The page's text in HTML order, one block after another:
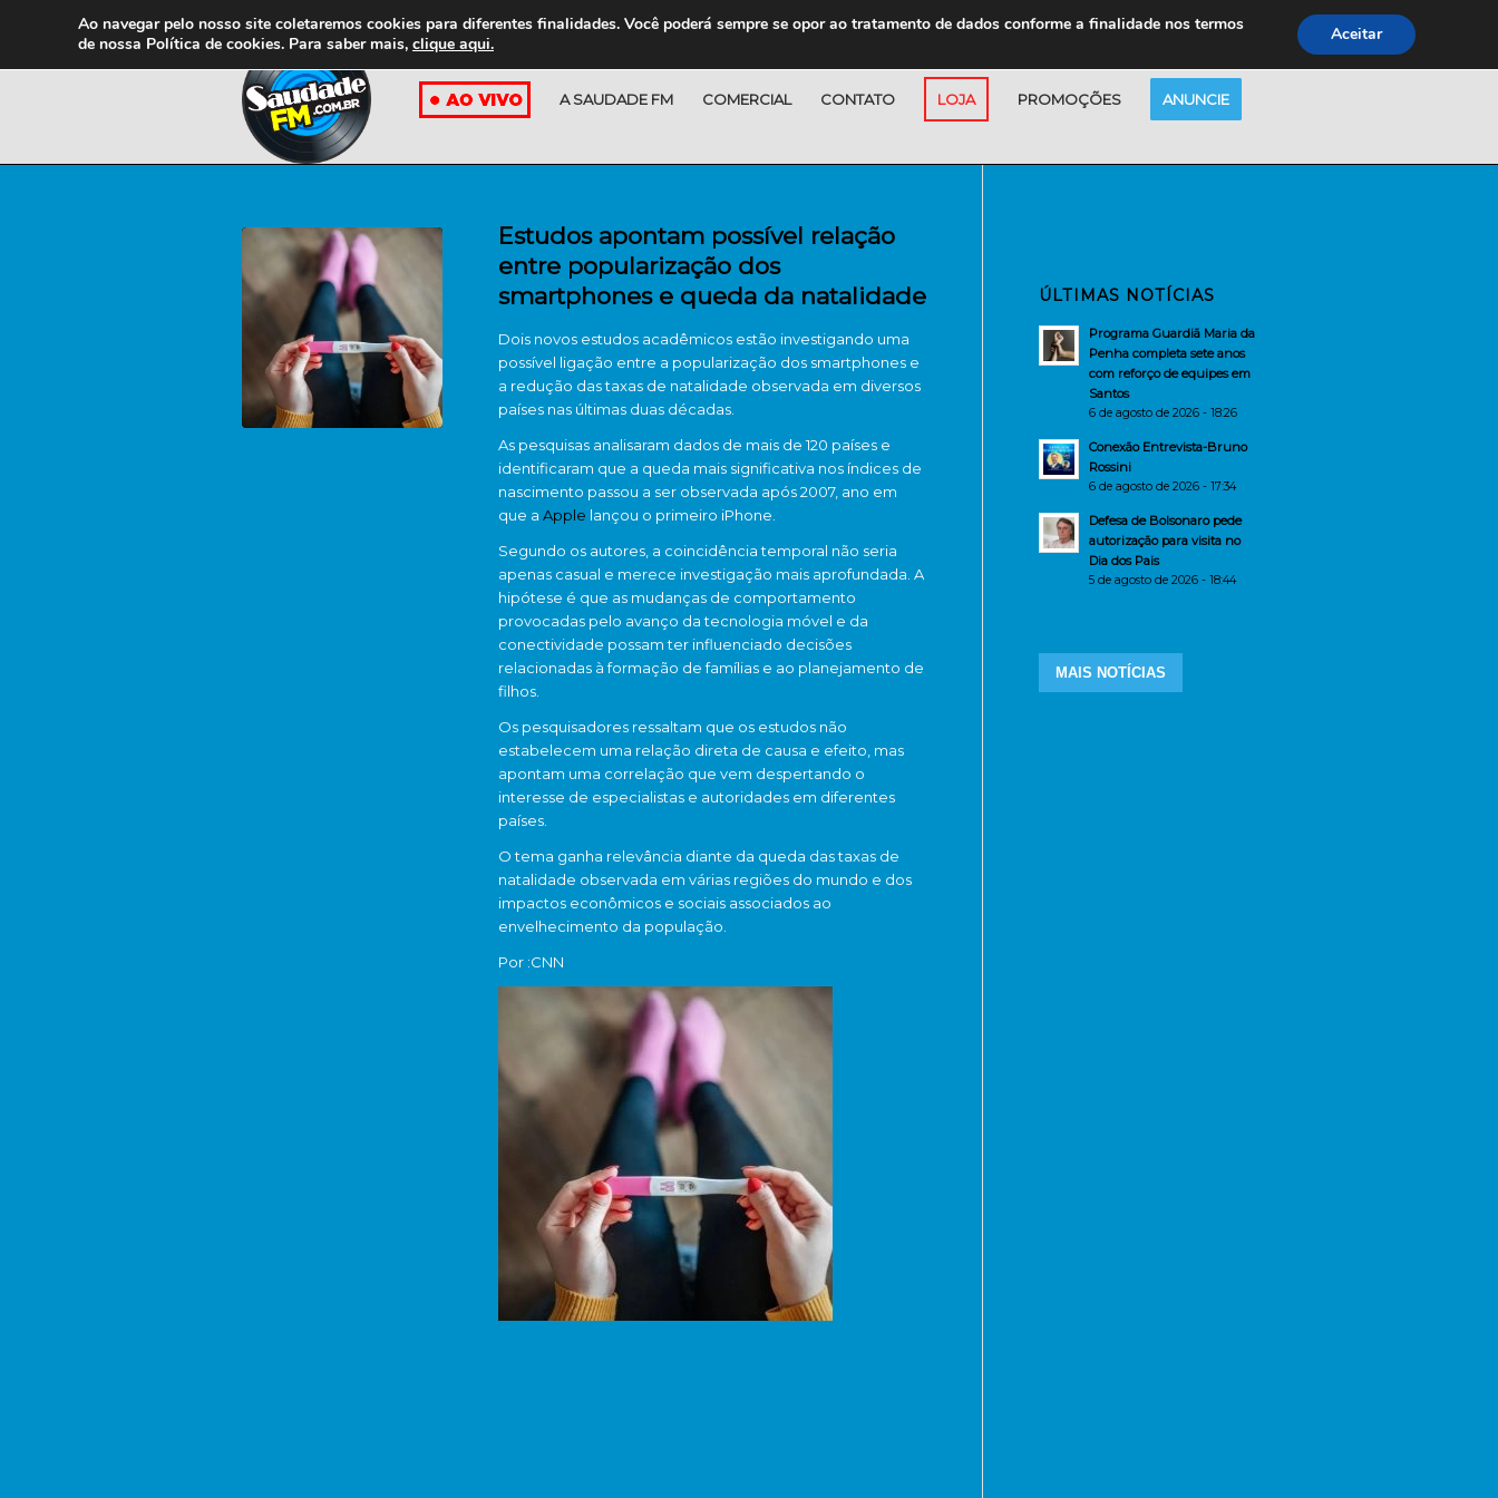
A SAUDADE FM COMERCIAL CONTATO LOJA PROMOÇÕES ANUNCIE
Estudos apontam possível relação
entre popularização dos
smartphones e queda da natalidade
Dois novos estudos acadêmicos estão investigando uma
possível ligação entre a popularização dos smartphones e
a redução das taxas de natalidade observada em diversos
países nas últimas duas décadas.
As pesquisas analisaram dados de mais de 120 países e
identificaram que a queda mais significativa nos índices de
nascimento passou a ser observada após 2007, ano em
que a Apple lançou o primeiro iPhone.
Segundo os autores, a coincidência temporal não seria
apenas casual e merece investigação mais aprofundada. A
hipótese é que as mudanças de comportamento
provocadas pelo avanço da tecnologia móvel e da
conectividade possam ter influenciado decisões
relacionadas à formação de famílias e ao planejamento de
filhos.
Os pesquisadores ressaltam que os estudos não
estabelecem uma relação direta de causa e efeito, mas
apontam uma correlação que vem despertando o
interesse de especialistas e autoridades em diferentes
países.
O tema ganha relevância diante da queda das taxas de
natalidade observada em várias regiões do mundo e dos
impactos econômicos e sociais associados ao
envelhecimento da população.
Por :CNN
ÚLTIMAS NOTÍCIAS
Programa Guardiã Maria da
Penha completa sete anos
com reforço de equipes em
Santos
6 de agosto de 2026 - 18:26
Conexão Entrevista-Bruno
Rossini
6 de agosto de 2026 - 17:34
Defesa de Bolsonaro pede
autorização para visita no
Dia dos Pais
5 de agosto de 2026 - 18:44
MAIS NOTÍCIAS
Ao navegar pelo nosso site coletaremos cookies para diferentes finalidades. Você poderá sempre se opor ao tratamento de dados conforme a finalidade nos termos
de nossa Política de cookies. Para saber mais, clique aqui. Aceitar